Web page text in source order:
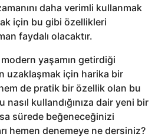
daha verimli kullanmak
için bu gibi özellikleri
faydalı olacaktır.
yaşamın getirdiği
uzaklaşmak için harika bir
de pratik bir özellik olan bu
nasıl kullandığınıza dair yeni bir
sürede beğeneceğinizi
hemen denemeye ne dersiniz?